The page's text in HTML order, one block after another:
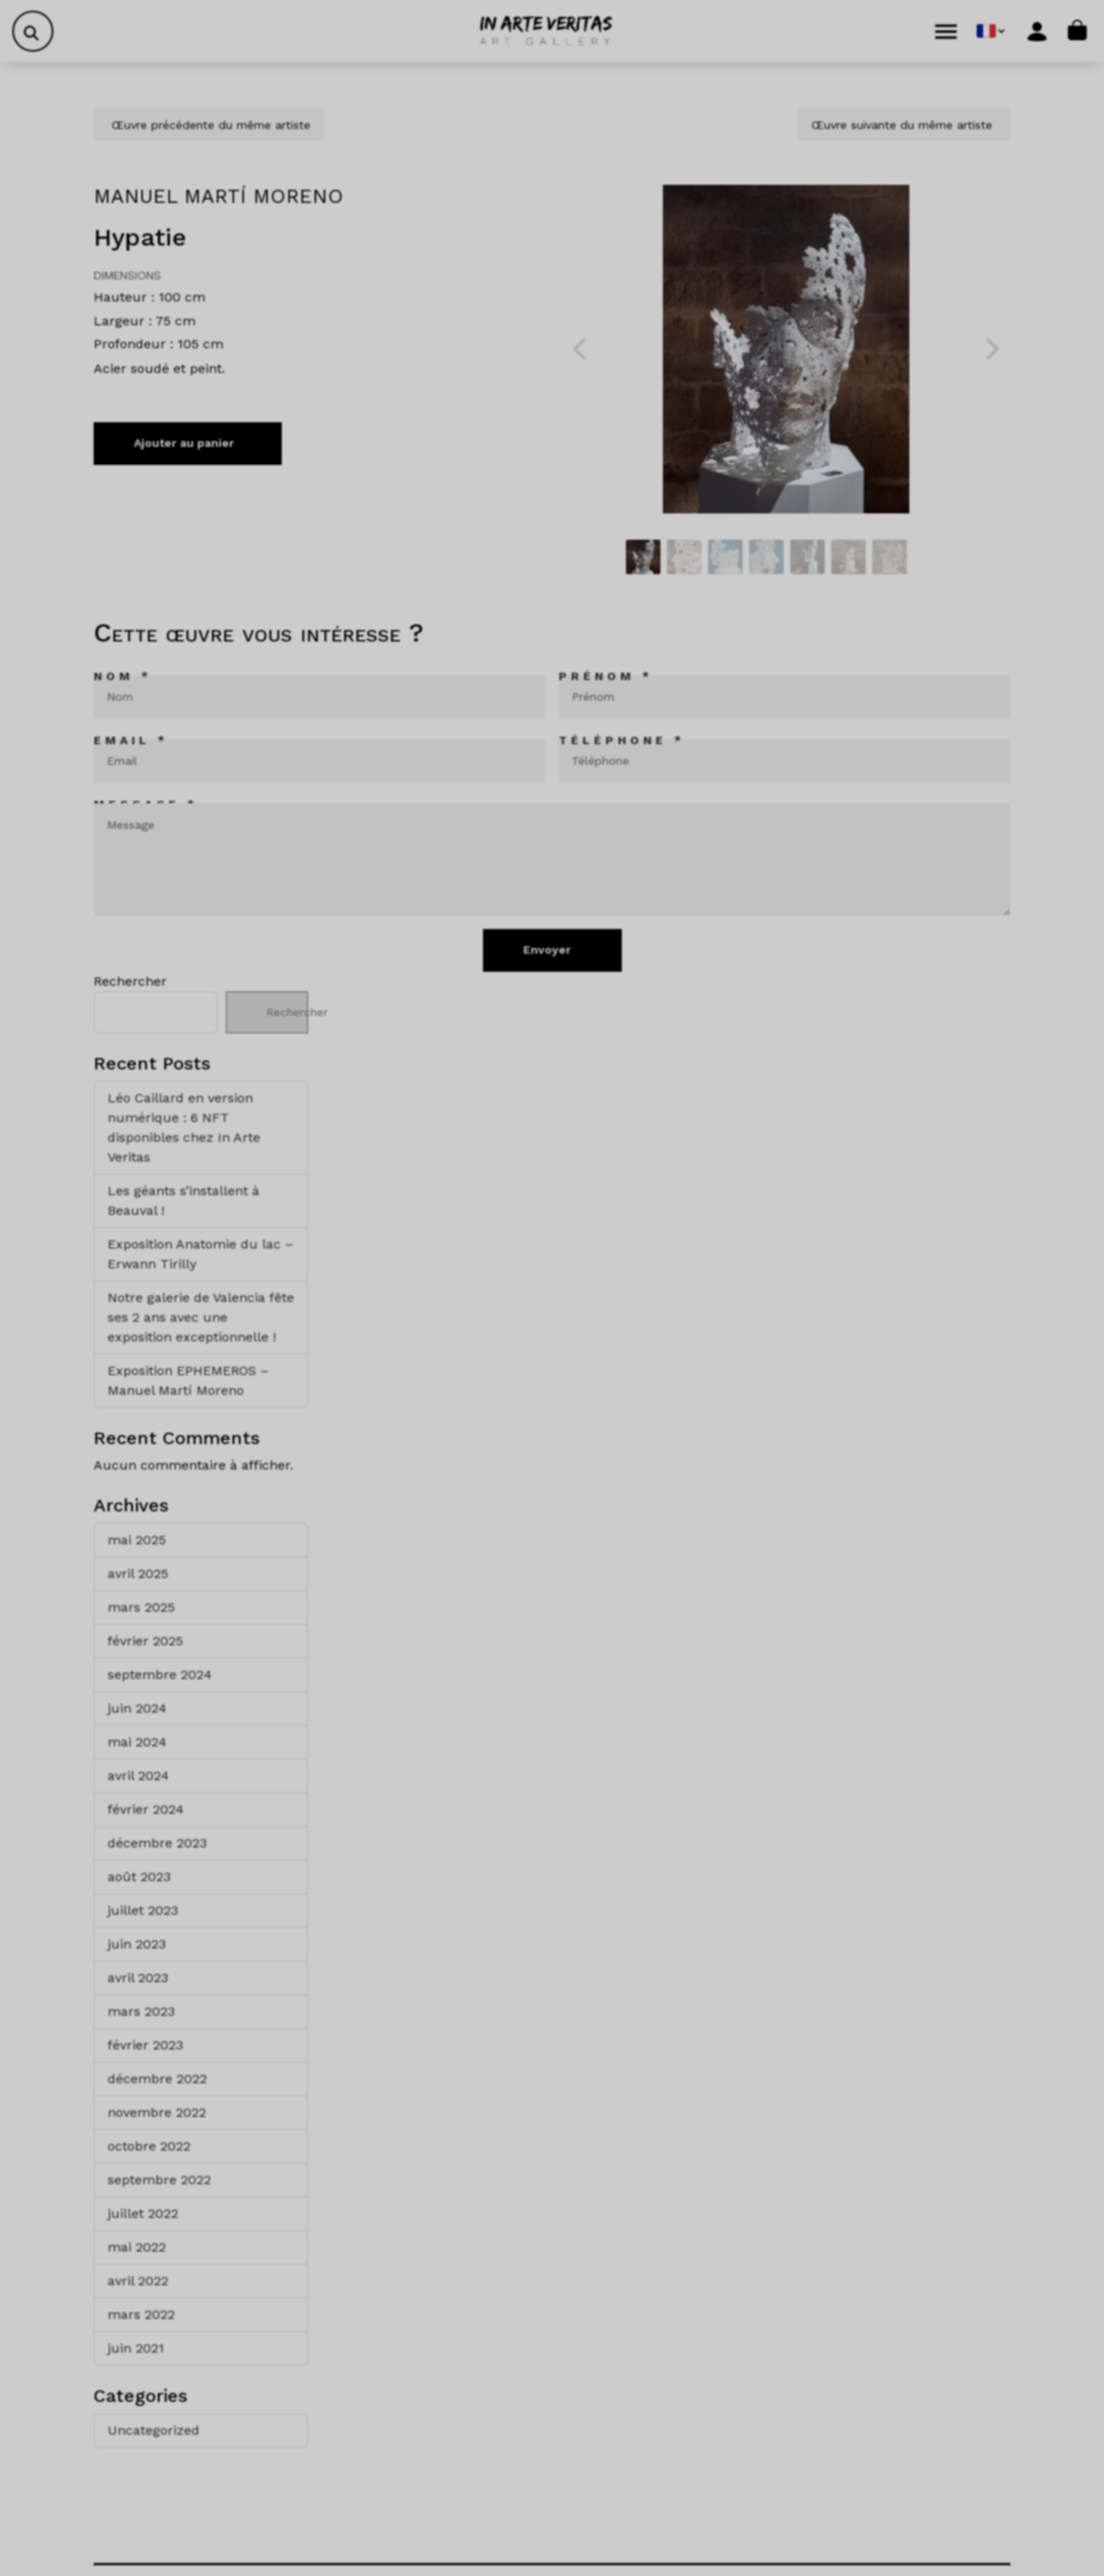
Aller au contenu
Skip to footer
Cart
Œuvre précédente du même artiste Œuvre suivante du même artiste
MANUEL MARTÍ MORENO
Hypatie
DIMENSIONS
Hauteur : 100 cm
Largeur : 75 cm
Profondeur : 105 cm
Acier soudé et peint.
Ajouter au panier
Cette œuvre vous intéresse ?
NOM * PRÉNOM *
EMAIL * TÉLÉPHONE *
MESSAGE *
Envoyer
Rechercher
Rechercher
Recent Posts
Léo Caillard en version
numérique : 6 NFT
disponibles chez In Arte
Veritas
Les géants s’installent à
Beauval !
Exposition Anatomie du lac –
Erwann Tirilly
Notre galerie de Valencia fête
ses 2 ans avec une
exposition exceptionnelle !
Exposition EPHEMEROS –
Manuel Martí Moreno
Recent Comments
Aucun commentaire à afficher.
Archives
mai 2025
avril 2025
mars 2025
février 2025
septembre 2024
juin 2024
mai 2024
avril 2024
février 2024
décembre 2023
août 2023
juillet 2023
juin 2023
avril 2023
mars 2023
février 2023
décembre 2022
novembre 2022
octobre 2022
septembre 2022
juillet 2022
mai 2022
avril 2022
mars 2022
juin 2021
Categories
Uncategorized